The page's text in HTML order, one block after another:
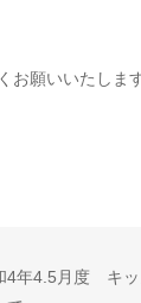
お願いいたします
4年4.5月度 キッ